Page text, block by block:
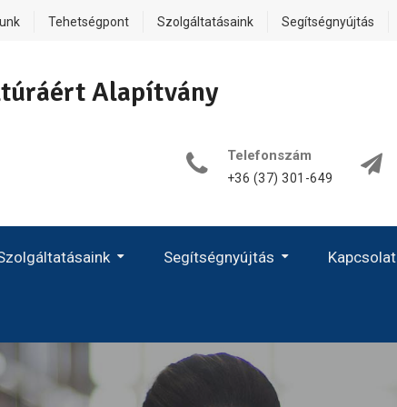
Tehetségpont Szolgáltatásaink Segítségnyújtás
Alapítvány
Telefonszám
+36 (37) 301-649
Segítségnyújtás Kapcsolat